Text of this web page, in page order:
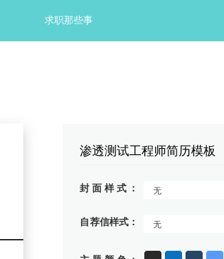
求职那些事
渗透测试工程师简历模板
封面样式 无
自荐信样式 无